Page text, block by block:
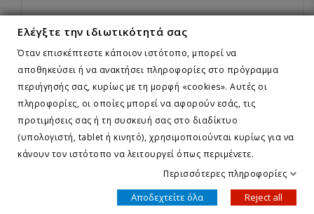
Ζώνη Άρσης Βαρών Amila Δερμάτινη Μπεζ A
Ελέγξτε την ιδιωτικότητά σας
Όταν επισκέπτεστε κάποιον ιστότοπο, μπορεί να
αποθηκεύσει ή να ανακτήσει πληροφορίες στο πρόγραμμα
περιήγησής σας, κυρίως με τη μορφή «cookies». Αυτές οι
πληροφορίες, οι οποίες μπορεί να αφορούν εσάς, τις
προτιμήσεις σας ή τη συσκευή σας στο διαδίκτυο
(υπολογιστή, tablet ή κινητό), χρησιμοποιούνται κυρίως για να
κάνουν τον ιστότοπο να λειτουργεί όπως περιμένετε.
Περισσότερες πληροφορίες
Αποδεχτείτε όλα Reject all